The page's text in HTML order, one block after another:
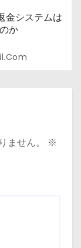
金システムは
か
せん。
※